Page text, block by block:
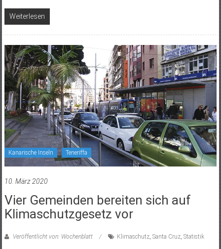
Weiterlesen
Kanarische Inseln Teneriffa
10. März 2020
Vier Gemeinden bereiten sich auf
Klimaschutzgesetz vor
Veröffentlicht von: Wochenblatt Klimaschutz, Santa Cruz, Statistik